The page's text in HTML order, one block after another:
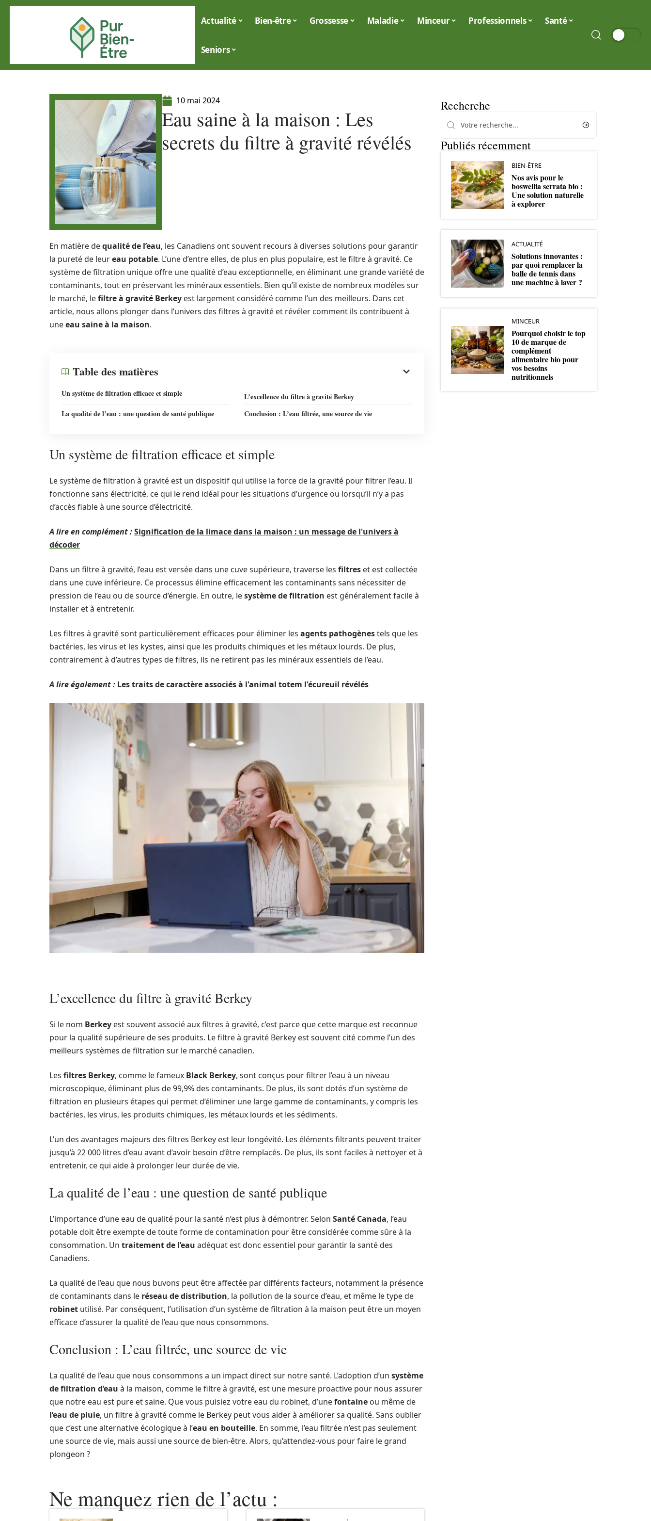
Actualité Bien-être Grossesse Maladie Minceur Professionnels Santé
Seniors
10 mai 2024
Eau saine à la maison : Les
secrets du filtre à gravité révélés
En matière dequalité de l’eau, les Canadiens ont souvent recours à diverses solutions pour garantir
la pureté de leureau potable. L’une d’entre elles, de plus en plus populaire, est le filtre à gravité. Ce
système de filtration unique offre une qualité d’eau exceptionnelle, en éliminant une grande variété de
contaminants, tout en préservant les minéraux essentiels. Bien qu’il existe de nombreux modèles sur
le marché, lefiltre à gravité Berkey est largement considéré comme l’un des meilleurs. Dans cet
article, nous allons plonger dans l’univers des filtres à gravité et révéler comment ils contribuent à
uneeau saine à la maison.
Table des matières
Un système de filtration efficace et simple
L’excellence du filtre à gravité Berkey
La qualité de l’eau : une question de santé publique
Conclusion : L’eau filtrée, une source de vie
Un système de filtration efficace et simple
Le système de filtration à gravité est un dispositif qui utilise la force de la gravité pour filtrer l’eau. Il
fonctionne sans électricité, ce qui le rend idéal pour les situations d’urgence ou lorsqu’il n’y a pas
d’accès fiable à une source d’électricité.
A lire en complément :Signification de la limace dans la maison : un message de l'univers à
décoder
Dans un filtre à gravité, l’eau est versée dans une cuve supérieure, traverse les filtres et est collectée
dans une cuve inférieure. Ce processus élimine efficacement les contaminants sans nécessiter de
pression de l’eau ou de source d’énergie. En outre, lesystème de filtration est généralement facile à
installer et à entretenir.
Les filtres à gravité sont particulièrement efficaces pour éliminer les agents pathogènestels que les
bactéries, les virus et les kystes, ainsi que les produits chimiques et les métaux lourds. De plus,
contrairement à d’autres types de filtres, ils ne retirent pas les minéraux essentiels de l’eau.
A lire également : Les traits de caractère associés à l'animal totem l'écureuil révélés
L’excellence du filtre à gravité Berkey
Si le nom Berkey est souvent associé aux filtres à gravité, c’est parce que cette marque est reconnue
pour la qualité supérieure de ses produits. Le filtre à gravité Berkey est souvent cité comme l’un des
meilleurs systèmes de filtration sur le marché canadien.
Les filtres Berkey, comme le fameux Black Berkey, sont conçus pour filtrer l’eau à un niveau
microscopique, éliminant plus de 99,9% des contaminants. De plus, ils sont dotés d’un système de
filtration en plusieurs étapes qui permet d’éliminer une large gamme de contaminants, y compris les
bactéries, les virus, les produits chimiques, les métaux lourds et les sédiments.
L’un des avantages majeurs des filtres Berkey est leur longévité. Les éléments filtrants peuvent traiter
jusqu’à 22 000 litres d’eau avant d’avoir besoin d’être remplacés. De plus, ils sont faciles à nettoyer et à
entretenir, ce qui aide à prolonger leur durée de vie.
La qualité de l’eau : une question de santé publique
L’importance d’une eau de qualité pour la santé n’est plus à démontrer. Selon Santé Canada, l’eau
potable doit être exempte de toute forme de contamination pour être considérée comme sûre à la
consommation. Un traitement de l’eau adéquat est donc essentiel pour garantir la santé des
Canadiens.
La qualité de l’eau que nous buvons peut être affectée par différents facteurs, notamment la présence
de contaminants dans le réseau de distribution, la pollution de la source d’eau, et même le type de
robinet utilisé. Par conséquent, l’utilisation d’un système de filtration à la maison peut être un moyen
efficace d’assurer la qualité de l’eau que nous consommons.
Conclusion : L’eau filtrée, une source de vie
La qualité de l’eau que nous consommons a un impact direct sur notre santé. L’adoption d’un système
de filtration d’eau à la maison, comme le filtre à gravité, est une mesure proactive pour nous assurer
que notre eau est pure et saine. Que vous puisiez votre eau du robinet, d’unefontaine ou même de
l’eau de pluie, un filtre à gravité comme le Berkey peut vous aider à améliorer sa qualité. Sans oublier
que c’est une alternative écologique à l’eau en bouteille. En somme, l’eau filtrée n’est pas seulement
une source de vie, mais aussi une source de bien-être. Alors, qu’attendez-vous pour faire le grand
plongeon ?
Ne manquez rien de l’actu :
Recherche
Publiés récemment
BIEN-ÊTRE
Nos avis pour le
boswellia serrata bio :
Une solution naturelle
à explorer
ACTUALITÉ
Solutions innovantes :
par quoi remplacer la
balle de tennis dans
une machine à laver ?
MINCEUR
Pourquoi choisir le top
10 de marque de
complément
alimentaire bio pour
vos besoins
nutritionnels